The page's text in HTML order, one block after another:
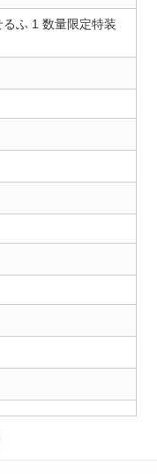
ふ 1 数量限定特装